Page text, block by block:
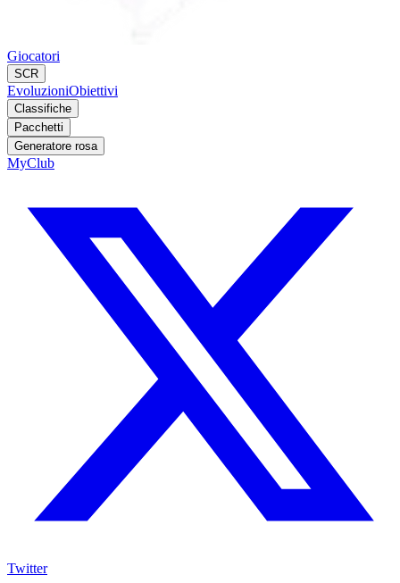
Giocatori
SCR
EvoluzioniObiettivi
Classifiche
Pacchetti
Generatore rosa
MyClub
Twitter